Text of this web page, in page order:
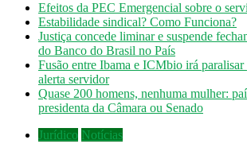
Efeitos da PEC Emergencial sobre o
Estabilidade sindical? Como Funciona?
Justiça concede liminar e suspende
do Banco do Brasil no País
Fusão entre Ibama e ICMbio irá
alerta servidor
Quase 200 homens, nenhuma mulher:
presidenta da Câmara ou Senado
Jurídico Notícias